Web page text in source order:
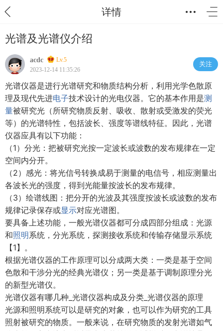
详情
光谱及光谱仪介绍
acdc
Lv.5
2023-12-14 11:35:26
关注
光谱仪器是进行光谱研究和物质结构分析，利用光学色散原
理及现代先进电子技术设计的光电仪器。它的基本作用是测
量被研究光（所研究物质反射、吸收、散射或受激发的荧光
等）的光谱特性，包括波长、强度等谱线特征。因此，光谱
仪器应具有以下功能：
（1）分光：把被研究光按一定波长或波数的发布规律在一定
空间内分开。
（2）感光：将光信号转换成易于测量的电信号，相应测量出
各波长光的强度，得到光能量按波长的发布规律。
（3）绘谱线图：把分开的光波及其强度按波长或波数的发布
规律记录保存或显示对应光谱图。
要具备上述功能，一般光谱仪器都可分成四部分组成：光源
和照明系统，分光系统，探测接收系统和传输存储显示系统
【1】。
根据光谱仪器的工作原理可以分成两大类：一类是基于空间
色散和干涉分光的经典光谱仪；另一类是基于调制原理分光
的新型光谱仪。
光谱仪器有哪几种_光谱仪器构成及分类_光谱仪器的原理
光源和照明系统可以是研究的对象，也可以作为研究的工具
照射被研究的物质。一般来说，在研究物质的发射光谱如气